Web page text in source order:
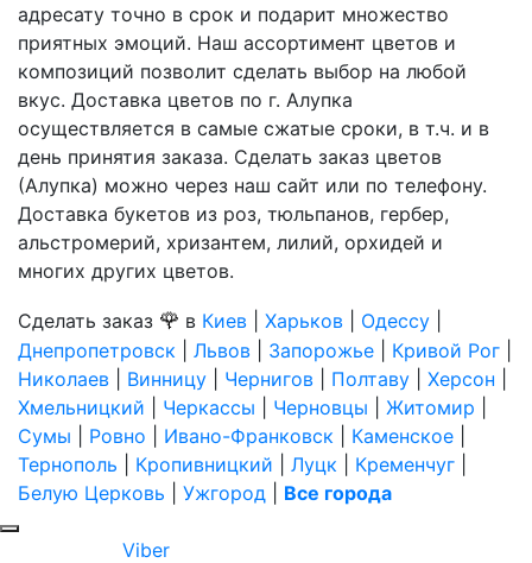
адресату точно в срок и подарит множество
приятных эмоций. Наш ассортимент цветов и
композиций позволит сделать выбор на любой
вкус. Доставка цветов по г. Алупка
осуществляется в самые сжатые сроки, в т.ч. и в
день принятия заказа. Сделать заказ цветов
(Алупка) можно через наш сайт или по телефону.
Доставка букетов из роз, тюльпанов, гербер,
альстромерий, хризантем, лилий, орхидей и
многих других цветов.
Сделать заказ 🌹 в Киев Харьков Одессу
Днепропетровск
Львов Запорожье Кривой Рог
Николаев
Винницу Чернигов Полтаву Херсон
Хмельницкий
Черкассы Черновцы Житомир
Сумы
Ровно Ивано-Франковск Каменское
Тернополь
Кропивницкий Луцк Кременчуг
Белую Церковь
Ужгород Все города
Viber